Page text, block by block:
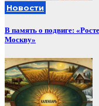
Новости
В память о подвиге:
Москву»